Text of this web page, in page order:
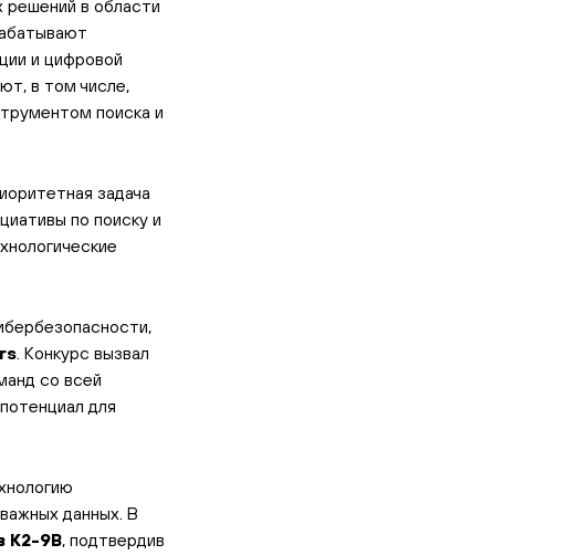
решений в области
и цифровой
в том числе,
поиска и
задача
по поиску и
. Конкурс вызвал
со всей
для
данных. В
K2-9B, подтвердив